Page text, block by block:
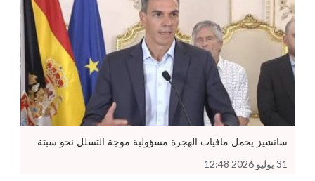
سانشيز يحمل مافيات الهجرة مسؤولية موجة التسلل نحو سبتة
31 يوليو 2026 12:48